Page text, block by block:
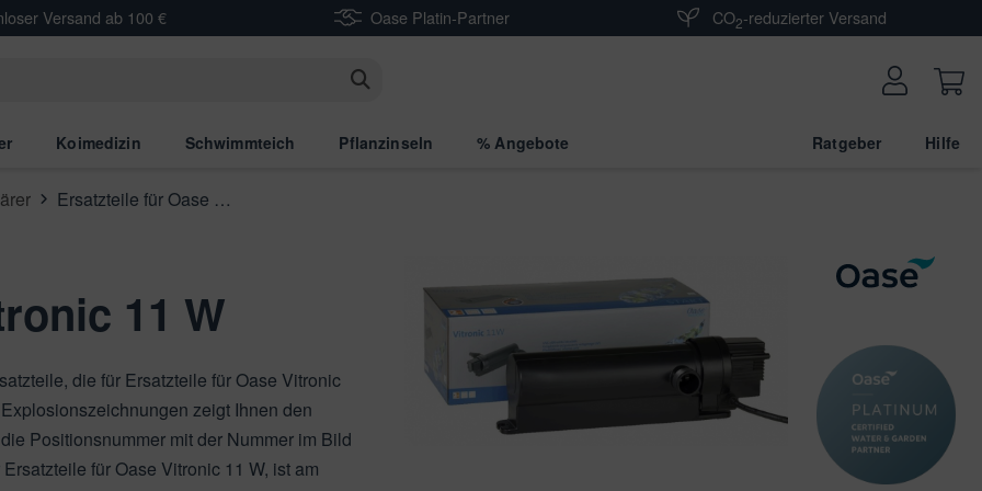
Versand ab 100 € Oase Platin-Partner CO2-reduzierter Versand
Koimedizin Schwimmteich Pflanzinseln % Angebote Ratgeber Hilfe
Ersatzteile für Oase Vitronic 11 W
11 W
die für Ersatzteile für Oase Vitronic
zeigt Ihnen den
Positionsnummer mit der Nummer im Bild
für Oase Vitronic 11 W, ist am